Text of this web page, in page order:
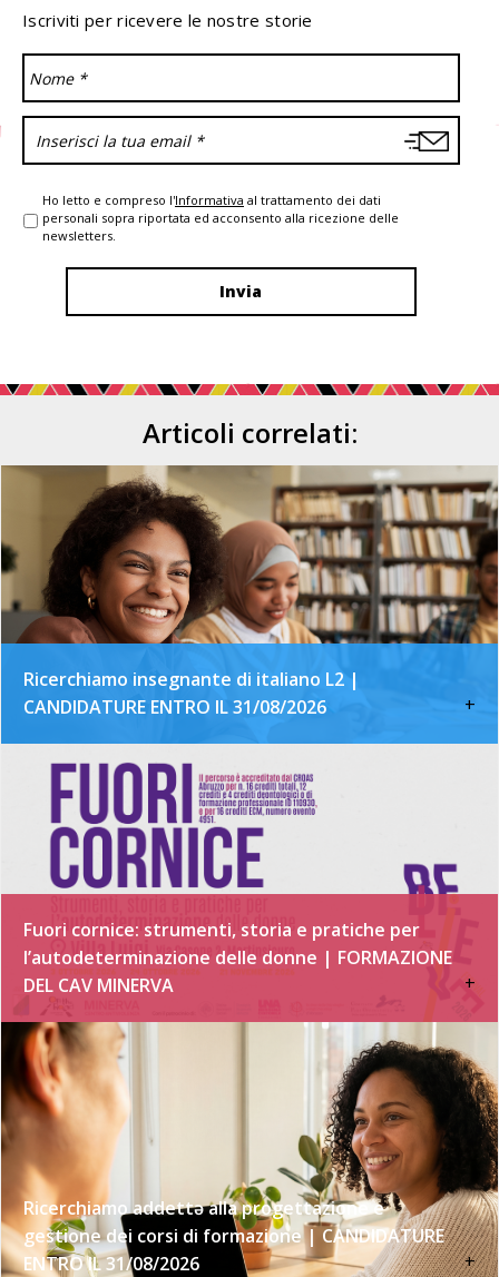
Iscriviti per ricevere le nostre storie
Ho letto e compreso l'Informativa al trattamento dei dati
personali sopra riportata ed acconsento alla ricezione delle
newsletters.
Articoli correlati:
Ricerchiamo insegnante di italiano L2 |
CANDIDATURE ENTRO IL 31/08/2026
+
Fuori cornice: strumenti, storia e pratiche per
l’autodeterminazione delle donne | FORMAZIONE
DEL CAV MINERVA
+
Ricerchiamo addettə alla progettazione e
gestione dei corsi di formazione | CANDIDATURE
ENTRO IL 31/08/2026
+